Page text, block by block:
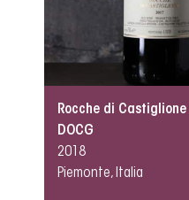
Rocche di
DOCG
2018
Piemonte, Italia